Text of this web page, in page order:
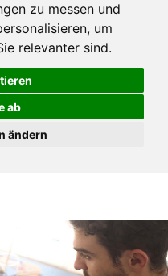
zu messen und
, um
relevanter sind.
ab
ändern